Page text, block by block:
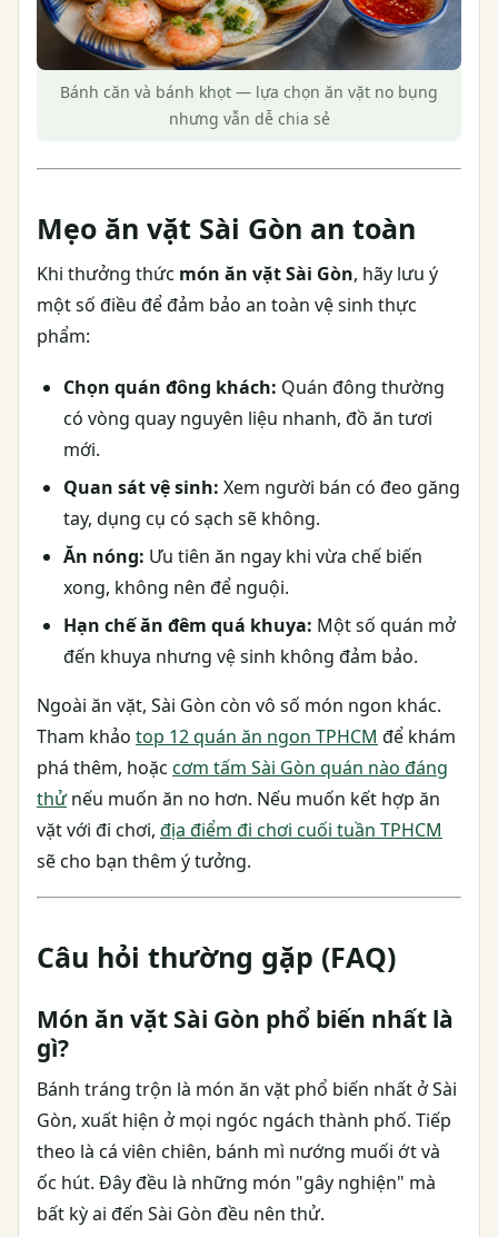
Bánh căn và bánh khọt — lựa chọn ăn vặt no bụng
nhưng vẫn dễ chia sẻ
Mẹo ăn vặt Sài Gòn an toàn
Khi thưởng thức món ăn vặt Sài Gòn, hãy lưu ý
một số điều để đảm bảo an toàn vệ sinh thực
phẩm:
Chọn quán đông khách: Quán đông thường
có vòng quay nguyên liệu nhanh, đồ ăn tươi
mới.
Quan sát vệ sinh: Xem người bán có đeo găng
tay, dụng cụ có sạch sẽ không.
Ăn nóng: Ưu tiên ăn ngay khi vừa chế biến
xong, không nên để nguội.
Hạn chế ăn đêm quá khuya: Một số quán mở
đến khuya nhưng vệ sinh không đảm bảo.
Ngoài ăn vặt, Sài Gòn còn vô số món ngon khác.
Tham khảo top 12 quán ăn ngon TPHCM để khám
phá thêm, hoặc cơm tấm Sài Gòn quán nào đáng
thửnếu muốn ăn no hơn. Nếu muốn kết hợp ăn
vặt với đi chơi, địa điểm đi chơi cuối tuần TPHCM
sẽ cho bạn thêm ý tưởng.
Câu hỏi thường gặp (FAQ)
Món ăn vặt Sài Gòn phổ biến nhất là
gì?
Bánh tráng trộn là món ăn vặt phổ biến nhất ở Sài
Gòn, xuất hiện ở mọi ngóc ngách thành phố. Tiếp
theo là cá viên chiên, bánh mì nướng muối ớt và
ốc hút. Đây đều là những món "gây nghiện" mà
bất kỳ ai đến Sài Gòn đều nên thử.